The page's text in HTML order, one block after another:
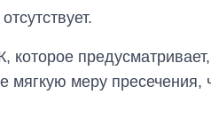
которое
мягкую меру пресечения,